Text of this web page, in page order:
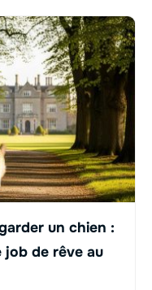
un chien :
job de rêve au